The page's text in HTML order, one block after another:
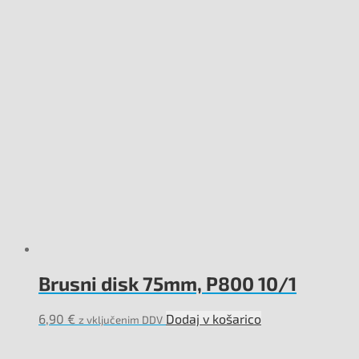
Brusni disk 75mm, P800 10/1
6,90 € z vključenim DDV Dodaj v košarico